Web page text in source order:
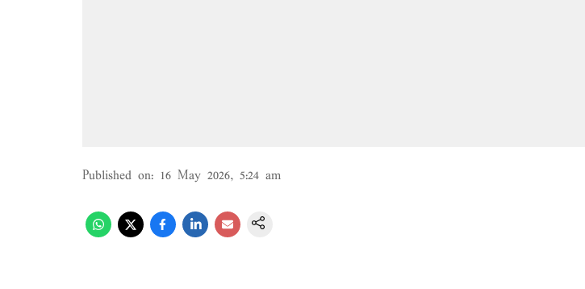
Published on: 16 May 2026, 5:24 am